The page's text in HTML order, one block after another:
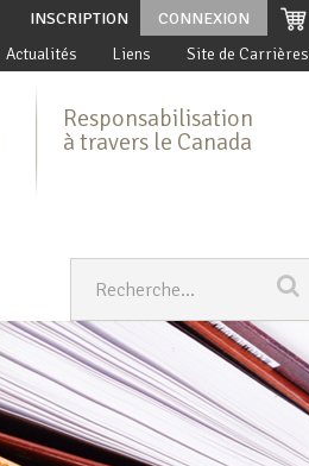
CONNEXION
INSCRIPTION
Actualités Liens Site de Carrières
Responsabilisation
à travers le Canada